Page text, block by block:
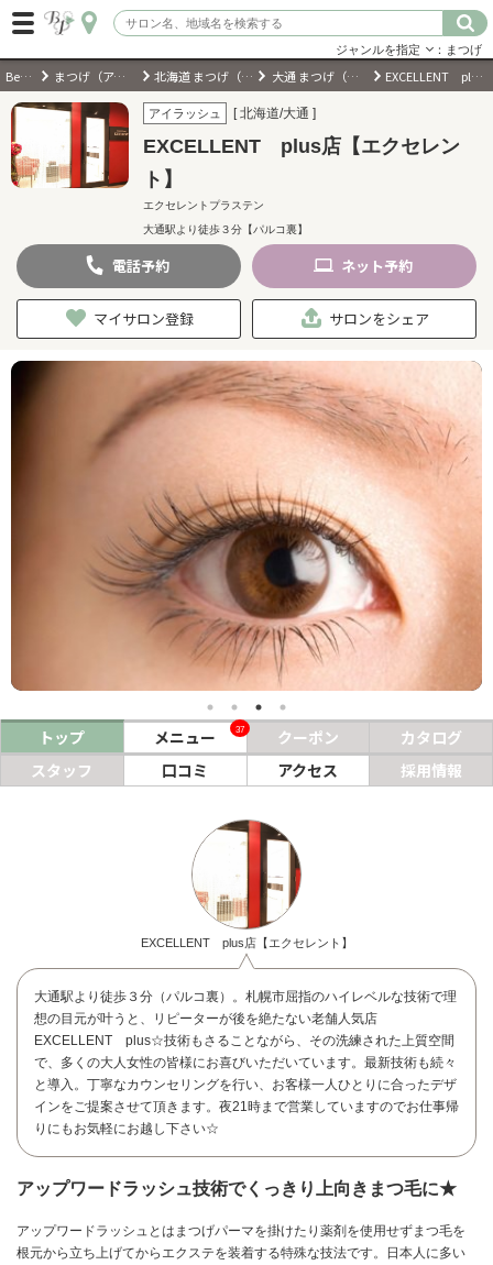
ログイン
会員登録（無料）
ジャンルを選択
キーワードで検索
近くのサロンを探す
現在地から探す
美容クリニック
ジャンルを指定 ：まつげ
BeautyPark まつげ（アイラッシュ）サロン 北海道 まつげ（アイラッシュ）サロン 大通 まつげ（アイラッシュ）サロン EXCELLENT plus店【エクセレント】
アイラッシュ [ 北海道/大通 ]
EXCELLENT plus店【エクセレン
ト】
エクセレントプラステン
大通駅より徒歩３分【パルコ裏】
電話予約 ネット予約
マイサロン登録 サロンをシェア
トップ メニュー 37 クーポン
カタログ
スタッフ
口コミ アクセス 採用情報
EXCELLENT plus店【エクセレント】
大通駅より徒歩３分（パルコ裏）。札幌市屈指のハイレベルな技術で理
想の目元が叶うと、リピーターが後を絶たない老舗人気店
EXCELLENT plus☆技術もさることながら、その洗練された上質空間
で、多くの大人女性の皆様にお喜びいただいています。最新技術も続々
と導入。丁寧なカウンセリングを行い、お客様一人ひとりに合ったデザ
インをご提案させて頂きます。夜21時まで営業していますのでお仕事帰
りにもお気軽にお越し下さい☆
アップワードラッシュ技術でくっきり上向きまつ毛に★
アップワードラッシュとはまつげパーマを掛けたり薬剤を使用せずまつ毛を
根元から立ち上げてからエクステを装着する特殊な技法です。日本人に多い